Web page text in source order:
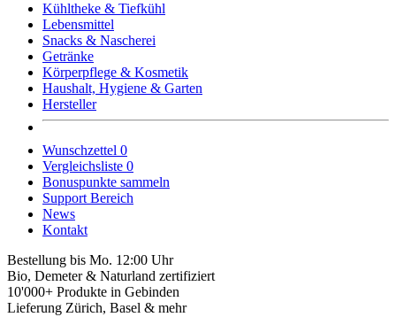
Kühltheke & Tiefkühl
Lebensmittel
Snacks & Nascherei
Getränke
Körperpflege & Kosmetik
Haushalt, Hygiene & Garten
Hersteller
Wunschzettel 0
Vergleichsliste 0
Bonuspunkte sammeln
Support Bereich
News
Kontakt
Bestellung bis Mo. 12:00 Uhr
Bio, Demeter & Naturland zertifiziert
10'000+ Produkte in Gebinden
Lieferung Zürich, Basel & mehr